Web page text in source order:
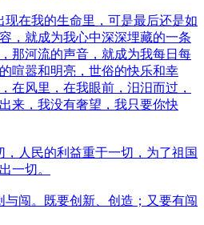
现在我的生命里，可是最后还是如
，就成为我心中深深埋藏的一条
那河流的声音，就成为我每日每
喧嚣和明亮，世俗的快乐和幸
在风里，在我眼前，汨汨而过，
来，我没有奢望，我只要你快
，人民的利益重于一切，为了祖国
一切。
与闯。既要创新、创造；又要有闯